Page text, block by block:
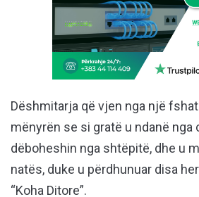
Dëshmitarja që vjen nga një
mënyrën se si gratë u ndanë nga
dëboheshin nga shtëpitë, dhe u
natës, duke u përdhunuar disa
“Koha Ditore”.